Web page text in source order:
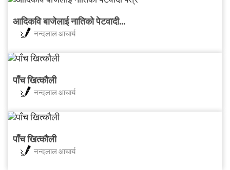
आदिकवि बाजेलाई नातिको पेटवादी...
नन्दलाल आचार्य
पाँच खित्कौली
नन्दलाल आचार्य
पाँच खित्कौली
नन्दलाल आचार्य